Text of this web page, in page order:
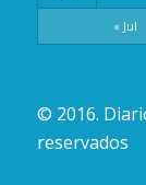
« Jul
© 2016.
reservados